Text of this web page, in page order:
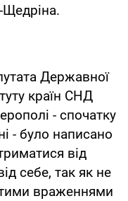
Державної
країн СНД
- спочатку
- було написано
від
себе, так як не
враженнями